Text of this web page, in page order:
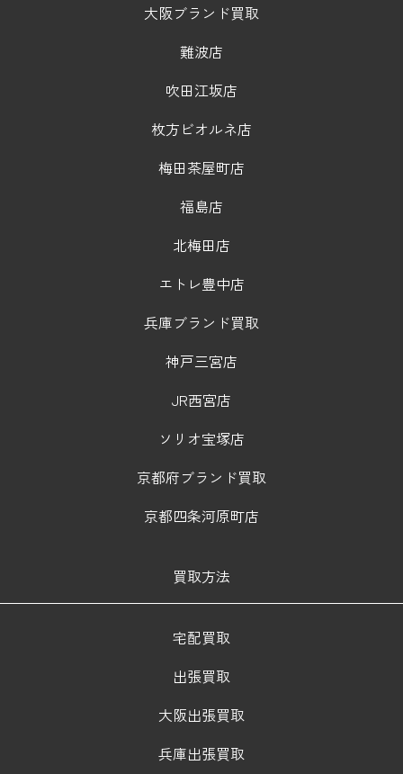
大阪ブランド買取
難波店
吹田江坂店
枚方ビオルネ店
梅田茶屋町店
福島店
北梅田店
エトレ豊中店
兵庫ブランド買取
神戸三宮店
JR西宮店
ソリオ宝塚店
京都府ブランド買取
京都四条河原町店
買取方法
宅配買取
出張買取
大阪出張買取
兵庫出張買取